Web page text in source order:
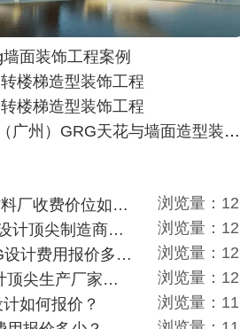
面装饰工程案例
楼梯造型装饰工程
楼梯造型装饰工程
罗浮宫家居艺术中心（广州）GRG天花与墙面造型装饰工程
淄博专业GRG设计材料厂收费价位如何？
浏览量：
珠海1443米²grg造型设计顶尖制造商付费付费多少？
浏览量：
重庆3217平方米GRG设计费用报价多少？
浏览量：
滨州1217平方grg设计顶尖生产厂家价目如何？
浏览量：
如何报价？
浏览量：